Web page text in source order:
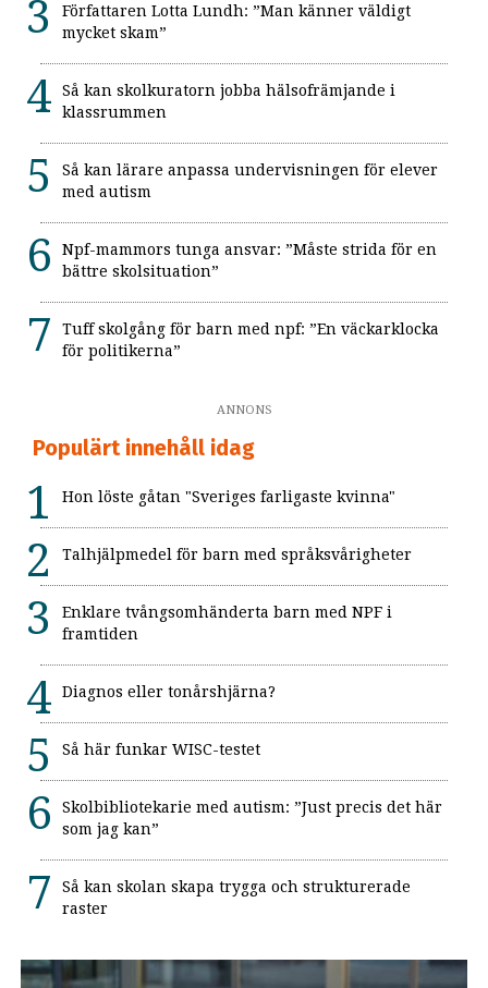
Författaren Lotta Lundh: ”Man känner väldigt
mycket skam”
Så kan skolkuratorn jobba hälsofrämjande i
klassrummen
Så kan lärare anpassa undervisningen för elever
med autism
Npf-mammors tunga ansvar: ”Måste strida för en
bättre skolsituation”
Tuff skolgång för barn med npf: ”En väckarklocka
för politikerna”
ANNONS
Populärt innehåll idag
Hon löste gåtan "Sveriges farligaste kvinna"
Talhjälpmedel för barn med språksvårigheter
Enklare tvångsomhänderta barn med NPF i
framtiden
Diagnos eller tonårshjärna?
Så här funkar WISC-testet
Skolbibliotekarie med autism: ”Just precis det här
som jag kan”
Så kan skolan skapa trygga och strukturerade
raster